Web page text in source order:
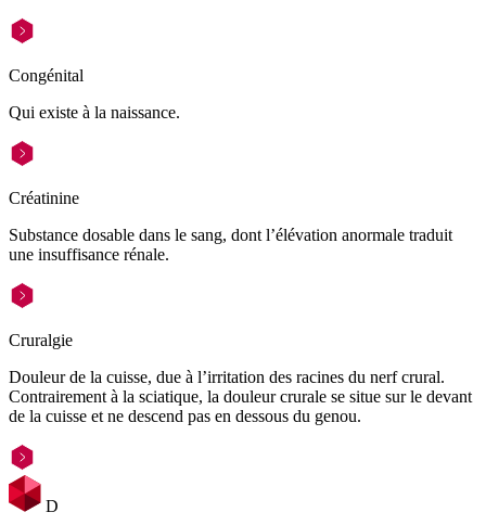
Congénital
Qui existe à la naissance.
Créatinine
Substance dosable dans le sang, dont l’élévation anormale traduit
une insuffisance rénale.
Cruralgie
Douleur de la cuisse, due à l’irritation des racines du nerf crural.
Contrairement à la sciatique, la douleur crurale se situe sur le devant
de la cuisse et ne descend pas en dessous du genou.
D